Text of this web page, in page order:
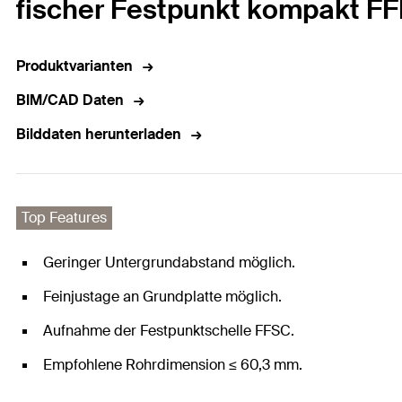
fischer Festpunkt kompakt
Produktvarianten
BIM/CAD Daten
Bilddaten herunterladen
Top Features
Geringer Untergrundabstand möglich.
Feinjustage an Grundplatte möglich.
Aufnahme der Festpunktschelle FFSC.
Empfohlene Rohrdimension ≤ 60,3 mm.